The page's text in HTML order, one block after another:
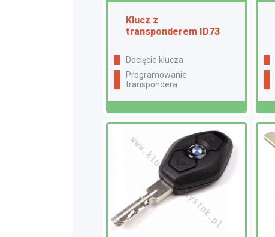
Klucz z
transponderem ID73
docięcie klucza
programowanie
transpondera